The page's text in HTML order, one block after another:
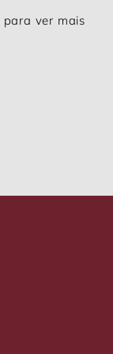
para ver mais